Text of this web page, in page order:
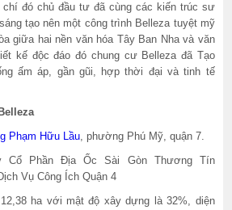
đó chủ đầu tư đã cùng các kiến trúc sư
tạo nên một công trình Belleza tuyệt mỹ
giữa hai nền văn hóa Tây Ban Nha và văn
kế độc đáo đó chung cư Belleza đã Tạo
ấm áp, gần gũi, hợp thời đại và tinh tế
Phạm Hữu Lầu, phường Phú Mỹ, quận 7.
Cổ Phần Địa Ốc Sài Gòn Thương Tín
Vụ Công Ích Quận 4
ha với mật độ xây dựng là 32%, diện